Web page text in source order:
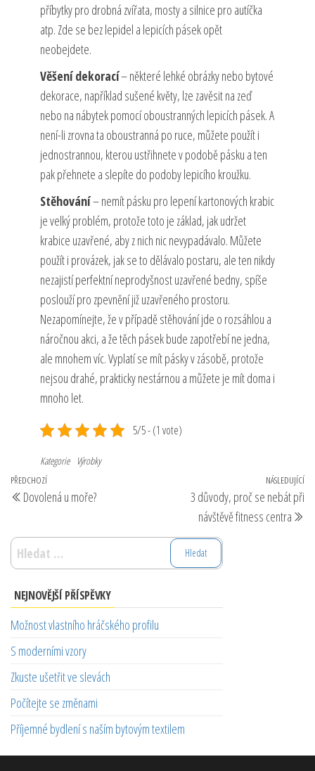
příbytky pro drobná zvířata, mosty a silnice pro autíčka
atp. Zde se bez lepidel a lepicích pásek opět
neobejdete.
Věšení dekorací– některé lehké obrázky nebo bytové
dekorace, například sušené květy, lze zavěsit na zeď
nebo na nábytek pomocí oboustranných lepicích pásek. A
není-li zrovna ta oboustranná po ruce, můžete použít i
jednostrannou, kterou ustřihnete v podobě pásku a ten
pak přehnete a slepíte do podoby lepicího kroužku.
Stěhování– nemít pásku pro lepení kartonových krabic
je velký problém, protože toto je základ, jak udržet
krabice uzavřené, aby z nich nic nevypadávalo. Můžete
použít i provázek, jak se to dělávalo postaru, ale ten nikdy
nezajistí perfektní neprodyšnost uzavřené bedny, spíše
poslouží pro zpevnění již uzavřeného prostoru.
Nezapomínejte, že v případě stěhování jde o rozsáhlou a
náročnou akci, a že těch pásek bude zapotřebí ne jedna,
ale mnohem víc. Vyplatí se mít pásky v zásobě, protože
nejsou drahé, prakticky nestárnou a můžete je mít doma i
mnoho let.
5/5 - (1 vote)
Kategorie Výrobky
Navigace
pro
příspěvek
Předchozí
příspěvek
PŘEDCHOZÍ
Dovolená u moře?
NÁSLEDUJÍCÍ
3 důvody, proč se nebát při
návštěvě fitness centra
Vyhledávání
NEJNOVĚJŠÍ PŘÍSPĚVKY
Možnost vlastního hráčského profilu
S moderními vzory
Zkuste ušetřit ve slevách
Počítejte se změnami
Příjemné bydlení s naším bytovým textilem